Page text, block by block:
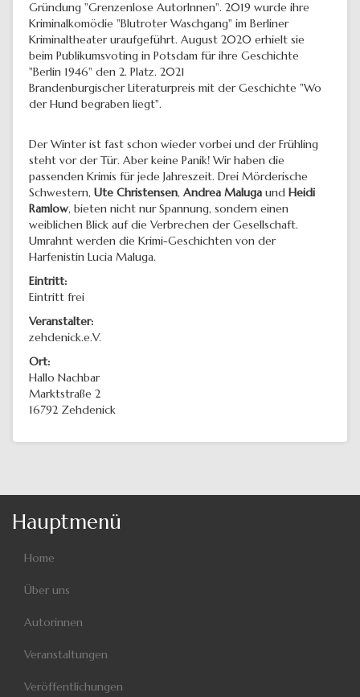
Gründung "Grenzenlose AutorInnen". 2019 wurde ihre
Kriminalkomödie "Blutroter Waschgang" im Berliner
Kriminaltheater uraufgeführt. August 2020 erhielt sie
beim Publikumsvoting in Potsdam für ihre Geschichte
"Berlin 1946" den 2. Platz. 2021
Brandenburgischer Literaturpreis mit der Geschichte "Wo
der Hund begraben liegt".
Der Winter ist fast schon wieder vorbei und der Frühling
steht vor der Tür. Aber keine Panik! Wir haben die
passenden Krimis für jede Jahreszeit. Drei Mörderische
Schwestern, Ute Christensen, Andrea Maluga und Heidi
Ramlow, bieten nicht nur Spannung, sondern einen
weiblichen Blick auf die Verbrechen der Gesellschaft.
Umrahnt werden die Krimi-Geschichten von der
Harfenistin Lucia Maluga.
Eintritt:
Eintritt frei
Veranstalter:
zehdenick.e.V.
Ort:
Hallo Nachbar
Marktstraße 2
16792 Zehdenick
Hauptmenü
Home
Über uns
Autorinnen
Veranstaltungen
Veröffentlichungen